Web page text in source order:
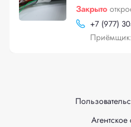
Закрыто
+7 (977)